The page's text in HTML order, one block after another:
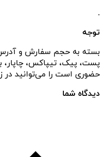
.
توجه
بسته به حجم سفارش و
پست، پیک، تیپاکس، چاپار،
حضوری است را می‌توانید در
دیدگاه شما